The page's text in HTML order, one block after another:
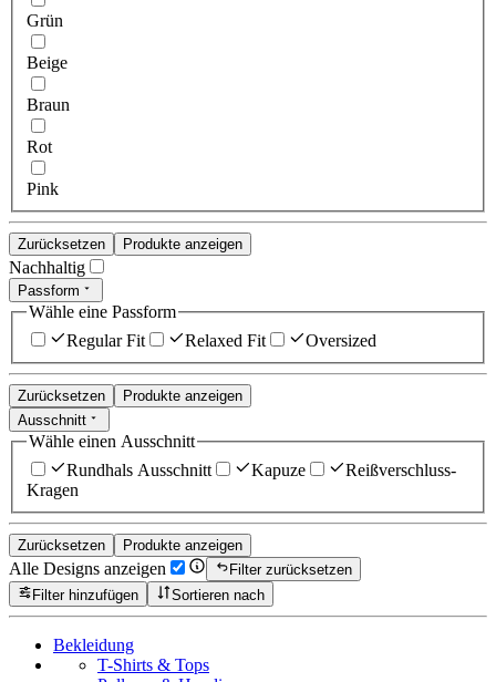
Grün
Beige
Braun
Rot
Pink
Zurücksetzen Produkte anzeigen
Nachhaltig
Passform
Wähle eine Passform
Regular Fit
Relaxed Fit Oversized
Zurücksetzen
Produkte anzeigen
Ausschnitt
Wähle einen Ausschnitt
Rundhals Ausschnitt
Kapuze
Reißverschluss-
Kragen
Zurücksetzen Produkte anzeigen
Alle Designs anzeigen
Filter zurücksetzen
Filter hinzufügen
Sortieren nach
Bekleidung
T-Shirts & Tops